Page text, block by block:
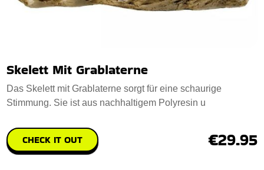
Skelett Mit Grablaterne
Das Skelett mit Grablaterne sorgt für eine schaurige
Stimmung. Sie ist aus nachhaltigem Polyresin u
CHECK IT OUT €29.95